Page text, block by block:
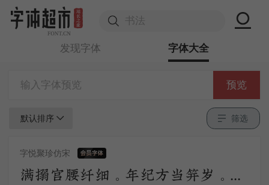
发现字体 字体大全
预览
默认排序 筛选
字悦聚珍仿宋
满搦宫腰纤细。年纪方当笄岁。刚被风流沾惹，与合垂杨双髻。初学严妆，如描似削身材，怯雨羞云情意。举措多娇媚。 争奈心性，未会先怜佳婿。长是夜深，不肯便入鸳被，与解罗裳，盈盈背立银扛，却道你先睡。